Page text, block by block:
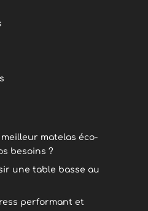
matelas éco-
besoins ?
une table basse au
performant et